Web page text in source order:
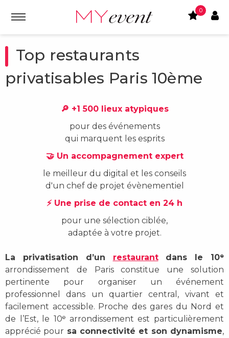
0
Top restaurants
privatisables Paris 10ème
🔎 +1 500 lieux atypiques
pour des événements
qui marquent les esprits
🤝 Un accompagnement expert
le meilleur du digital et les conseils
d'un chef de projet évènementiel
⚡ Une prise de contact en 24 h
pour une sélection ciblée,
adaptée à votre projet.
La privatisation d’un restaurantdans le 10ᵉ
arrondissement de Paris constitue une solution
pertinente pour organiser un événement
professionnel dans un quartier central, vivant et
facilement accessible. Proche des gares du Nord et
de l’Est, le 10ᵉ arrondissement est particulièrement
apprécié pour sa connectivité et son dynamisme,